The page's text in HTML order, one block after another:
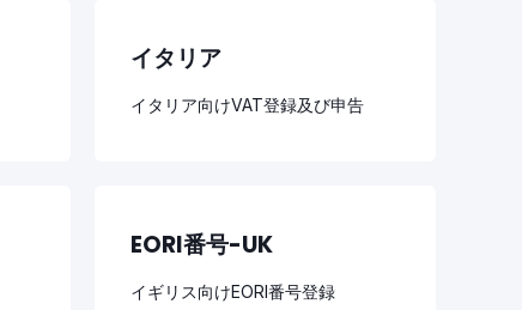
イタリア
イタリア向けVAT登録及び申告
EORI番号-UK
イギリス向けEORI番号登録